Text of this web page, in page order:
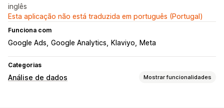
inglês
Esta aplicação não está traduzida em português (Portugal)
Funciona com
Google Ads Google Analytics Klaviyo Meta
Categorias
Análise de dados Mostrar funcionalidades